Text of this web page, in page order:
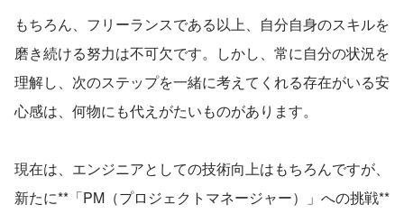
もちろん、フリーランスである以上、自分自身のスキルを
磨き続ける努力は不可欠です。しかし、常に自分の状況を
理解し、次のステップを一緒に考えてくれる存在がいる安
心感は、何物にも代えがたいものがあります。
現在は、エンジニアとしての技術向上はもちろんですが、
新たに**「PM（プロジェクトマネージャー）」への挑戦**